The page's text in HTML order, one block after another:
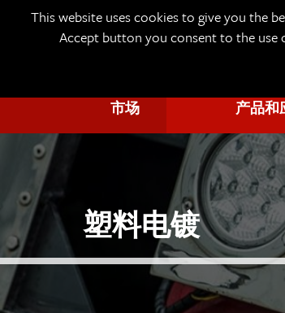
This website uses cookies to give you the
Accept button you consent to the use
市场 产品和
塑料电镀